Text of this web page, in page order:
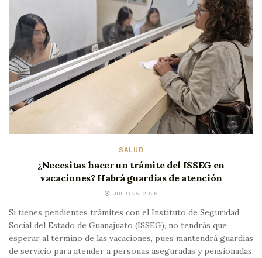
SALUD
¿Necesitas hacer un trámite del ISSEG en
vacaciones? Habrá guardias de atención
JULIO 25, 2026
Si tienes pendientes trámites con el Instituto de Seguridad
Social del Estado de Guanajuato (ISSEG), no tendrás que
esperar al término de las vacaciones, pues mantendrá guardias
de servicio para atender a personas aseguradas y pensionadas